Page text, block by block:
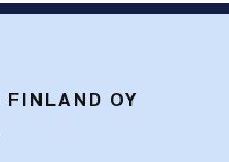
OY